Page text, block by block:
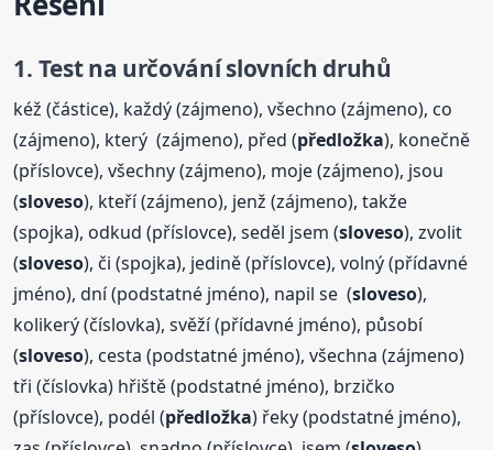
1. Test na určování slovních druhů
kéž (částice), každý (zájmeno), všechno (zájmeno), co
(zájmeno), který (zájmeno), před (předložka), konečně
(příslovce), všechny (zájmeno), moje (zájmeno), jsou
(sloveso), kteří (zájmeno), jenž (zájmeno), takže
(spojka), odkud (příslovce), seděl jsem (sloveso), zvolit
(sloveso), či (spojka), jedině (příslovce), volný (přídavné
jméno), dní (podstatné jméno), napil se (sloveso),
kolikerý (číslovka), svěží (přídavné jméno), působí
(sloveso), cesta (podstatné jméno), všechna (zájmeno)
tři (číslovka) hřiště (podstatné jméno), brzičko
(příslovce), podél (předložka) řeky (podstatné jméno),